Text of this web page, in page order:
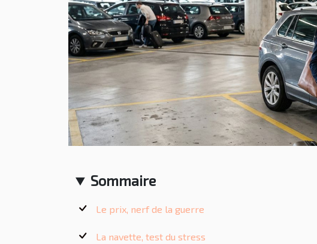
Sommaire
Le prix, nerf de la guerre
La navette, test du stress